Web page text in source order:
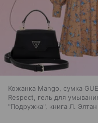
Кожанка Mango, сумка
Respect, гель для
"Подружка", книга Л.